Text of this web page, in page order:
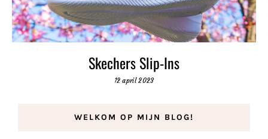
Skechers Slip-Ins
12 april 2023
WELKOM OP MIJN BLOG!